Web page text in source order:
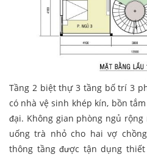
Tầng 2 biệt thự 3 tầng bố trí 3
có nhà vệ sinh khép kín, bồn
đại. Không gian phòng ngủ
uống trà nhỏ cho hai vợ
thông tầng được tận dụng